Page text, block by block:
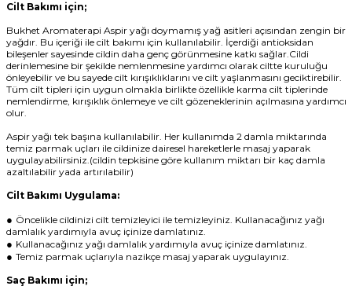
Cilt Bakımı için;
Bukhet Aromaterapi Aspir yağı doymamış yağ asitleri açısından zengin bir
yağdır. Bu içeriği ile cilt bakımı için kullanılabilir. İçerdiği antioksidan
bileşenler sayesinde cildin daha genç görünmesine katkı sağlar.Cildi
derinlemesine bir şekilde nemlenmesine yardımcı olarak ciltte kuruluğu
önleyebilir ve bu sayede cilt kırışıklıklarını ve cilt yaşlanmasını geciktirebilir.
Tüm cilt tipleri için uygun olmakla birlikte özellikle karma cilt tiplerinde
nemlendirme, kırışıklık önlemeye ve cilt gözeneklerinin açılmasına yardımcı
olur.
Aspir yağı tek başına kullanılabilir. Her kullanımda 2 damla miktarında
temiz parmak uçları ile cildinize dairesel hareketlerle masaj yaparak
uygulayabilirsiniz.(cildin tepkisine göre kullanım miktarı bir kaç damla
azaltılabilir yada artırılabilir)
Cilt Bakımı Uygulama:
● Öncelikle cildinizi cilt temizleyici ile temizleyiniz. Kullanacağınız yağı
damlalık yardımıyla avuç içinize damlatınız.
● Kullanacağınız yağı damlalık yardımıyla avuç içinize damlatınız.
● Temiz parmak uçlarıyla nazikçe masaj yaparak uygulayınız.
Saç Bakımı için;